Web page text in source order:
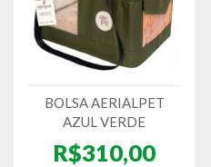
BOLSA AERIALPET
AZUL VERDE
R$310,00